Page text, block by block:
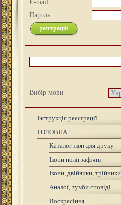
E-mail:
Пароль:
реєстрація
Вибір мови
Інструкція реєстрації
ГОЛОВНА
Каталог ікон для друку
Ікони поліграфічні
Ікони, двійники, трійники
Аналої, тумби сповіді
Воскресіння